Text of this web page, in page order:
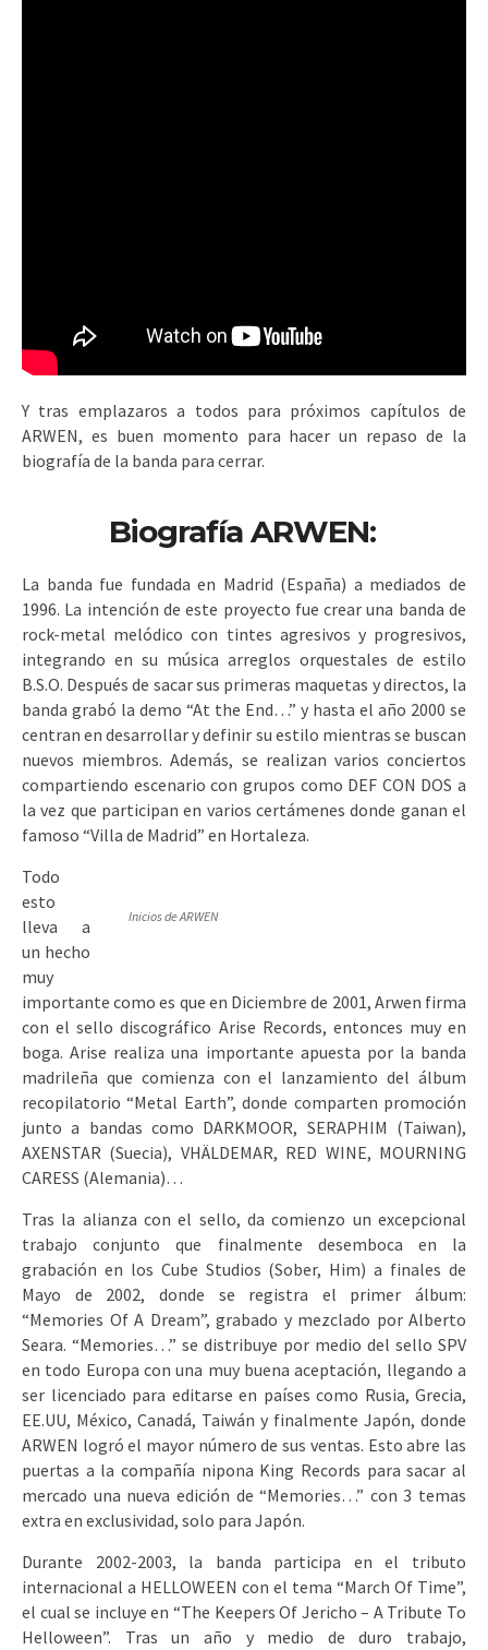
Y tras emplazaros a todos para próximos capítulos de
ARWEN, es buen momento para hacer un repaso de la
biografía de la banda para cerrar.
Biografía ARWEN:
La banda fue fundada en Madrid (España) a mediados de
1996. La intención de este proyecto fue crear una banda de
rock-metal melódico con tintes agresivos y progresivos,
integrando en su música arreglos orquestales de estilo
B.S.O. Después de sacar sus primeras maquetas y directos, la
banda grabó la demo “At the End…” y hasta el año 2000 se
centran en desarrollar y definir su estilo mientras se buscan
nuevos miembros. Además, se realizan varios conciertos
compartiendo escenario con grupos como DEF CON DOS a
la vez que participan en varios certámenes donde ganan el
famoso “Villa de Madrid” en Hortaleza.
Inicios de ARWEN
Todo
esto
lleva a
un hecho
muy
importante como es que en Diciembre de 2001, Arwen firma
con el sello discográfico Arise Records, entonces muy en
boga. Arise realiza una importante apuesta por la banda
madrileña que comienza con el lanzamiento del álbum
recopilatorio “Metal Earth”, donde comparten promoción
junto a bandas como DARKMOOR, SERAPHIM (Taiwan),
AXENSTAR (Suecia), VHÄLDEMAR, RED WINE, MOURNING
CARESS (Alemania)…
Tras la alianza con el sello, da comienzo un excepcional
trabajo conjunto que finalmente desemboca en la
grabación en los Cube Studios (Sober, Him) a finales de
Mayo de 2002, donde se registra el primer álbum:
“Memories Of A Dream”, grabado y mezclado por Alberto
Seara. “Memories…” se distribuye por medio del sello SPV
en todo Europa con una muy buena aceptación, llegando a
ser licenciado para editarse en países como Rusia, Grecia,
EE.UU, México, Canadá, Taiwán y finalmente Japón, donde
ARWEN logró el mayor número de sus ventas. Esto abre las
puertas a la compañía nipona King Records para sacar al
mercado una nueva edición de “Memories…” con 3 temas
extra en exclusividad, solo para Japón.
Durante 2002-2003, la banda participa en el tributo
internacional a HELLOWEEN con el tema “March Of Time”,
el cual se incluye en “The Keepers Of Jericho – A Tribute To
Helloween”. Tras un año y medio de duro trabajo,